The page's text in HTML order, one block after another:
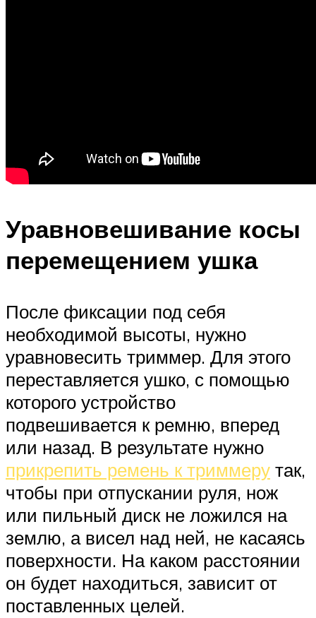
Уравновешивание косы
перемещением ушка
После фиксации под себя
необходимой высоты, нужно
уравновесить триммер. Для этого
переставляется ушко, с помощью
которого устройство
подвешивается к ремню, вперед
или назад. В результате нужно
прикрепить ремень к триммеру так,
чтобы при отпускании руля, нож
или пильный диск не ложился на
землю, а висел над ней, не касаясь
поверхности. На каком расстоянии
он будет находиться, зависит от
поставленных целей.